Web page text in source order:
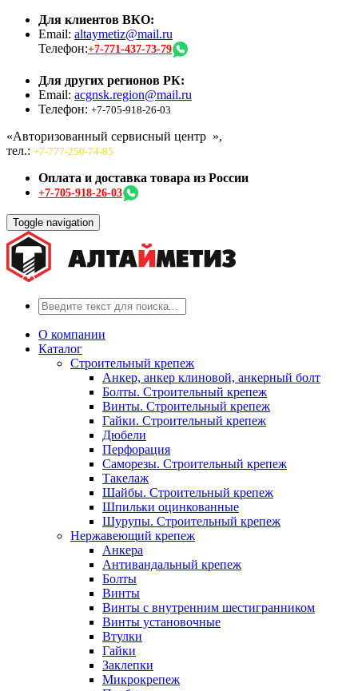
Для клиентов ВКО:
Email: altaymetiz@mail.ru
Телефон:+7-771-437-73-79
Для других регионов РК:
Email: acgnsk.region@mail.ru
Телефон: +7-705-918-26-03
«Авторизованный сервисный центр »,
тел.: +7-777-250-74-85
Оплата и доставка товара из России
+7-705-918-26-03
Toggle navigation
О компании
Каталог
Строительный крепеж
Анкер, анкер клиновой, анкерный болт
Болты. Строительный крепеж
Винты. Строительный крепеж
Гайки. Строительный крепеж
Дюбели
Перфорация
Саморезы. Строительный крепеж
Такелаж
Шайбы. Строительный крепеж
Шпильки оцинкованные
Шурупы. Строительный крепеж
Нержавеющий крепеж
Анкера
Антивандальный крепеж
Болты
Винты
Винты с внутренним шестигранником
Винты установочные
Втулки
Гайки
Заклепки
Микрокрепеж